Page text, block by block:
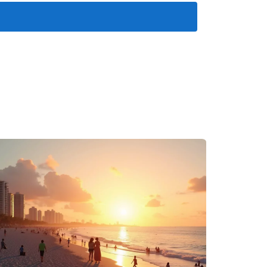
las posibilidades juntos.
común de invertir en diferentes
los miembros del grupo.